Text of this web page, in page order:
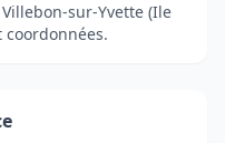
sur-Yvette (Ile
coordonnées.